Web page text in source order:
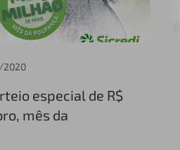
especial de R$
mês da